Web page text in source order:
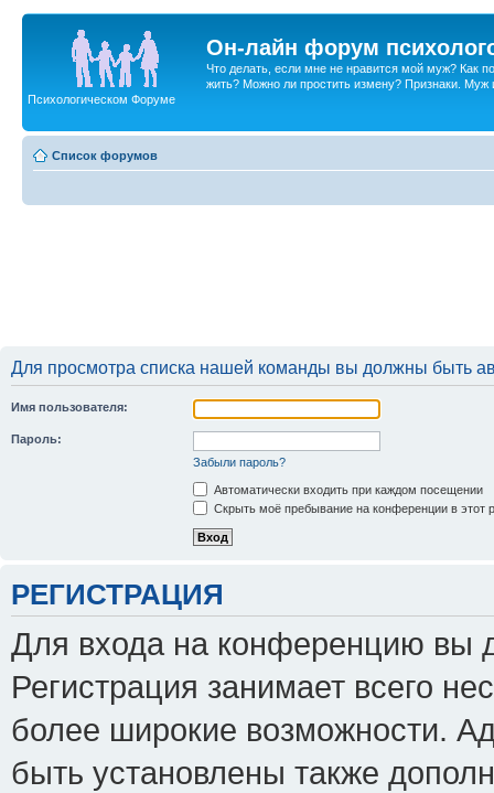
Он-лайн форум
Что делать, если мне не нравится мой муж? Как
жить? Можно ли простить измену? Признаки. Муж
Психологическом Форуме
Список форумов
Для просмотра списка нашей команды вы должны быть
Имя пользователя:
Пароль:
Забыли пароль?
Автоматически входить при каждом посещении
Скрыть моё пребывание на конференции в этот
РЕГИСТРАЦИЯ
Для входа на конференцию вы
Регистрация занимает всего
более широкие возможности.
быть установлены также